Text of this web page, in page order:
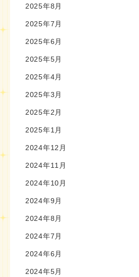
2025年8月
2025年7月
2025年6月
2025年5月
2025年4月
2025年3月
2025年2月
2025年1月
2024年12月
2024年11月
2024年10月
2024年9月
2024年8月
2024年7月
2024年6月
2024年5月